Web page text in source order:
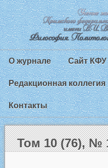
О журнале Сайт КФУ
Редакционная коллегия
Контакты
Том 10 (76), №